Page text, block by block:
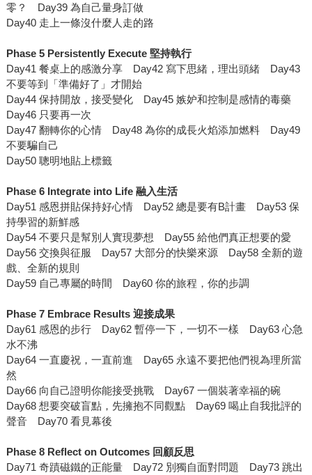
零？ Day39 為自己量身訂做
Day40 走上一條沒什麼人走的路
Phase 5 Persistently Execute 堅持執行
Day41 餐桌上的感激分享 Day42 寫下思緒，理出頭緒 Day43
不要等到「準備好了」才開始
Day44 保持開放，接受變化 Day45 嫉妒和控制是感情的毒藥
Day46 只要再一次
Day47 翻轉你的心情 Day48 為你的成長火焰添加燃料 Day49
不要騙自己
Day50 聰明地貼上標籤
Phase 6 Integrate into Life 融入生活
Day51 感恩拼貼保持好心情 Day52 總是要有B計畫 Day53 保
持學習的新鮮感
Day54 不要只是幫別人實現夢想 Day55 給他們真正想要的愛
Day56 交換與征服 Day57 大部分的快樂來源 Day58 全新的遊
戲、全新的規則
Day59 自己專屬的時間 Day60 你的旅程，你的步調
Phase 7 Embrace Results 迎接成果
Day61 感恩的步行 Day62 暫停一下，一切不一樣 Day63 心急
水不沸
Day64 一直慶祝，一直前進 Day65 永遠不要把他們視為理所當
然
Day66 向自己證明你能接受挑戰 Day67 一個裝著幸福的碗
Day68 想要突破盲點，先擁抱不同觀點 Day69 喝止自我批評的
聲音 Day70 看見幕後
Phase 8 Reflect on Outcomes 回顧反思
Day71 奇蹟磁鐵的正能量 Day72 別獨自面對問題 Day73 跳出